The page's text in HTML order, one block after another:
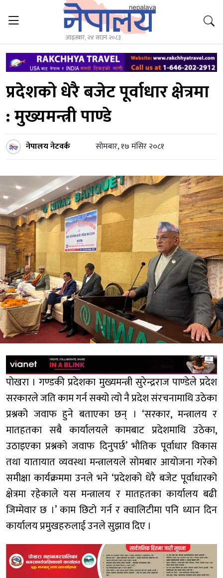
आइतबार, २४ साउन २०८३
प्रदेशको धेरै बजेट पूर्वाधार क्षेत्रमा
: मुख्यमन्त्री पाण्डे
नेपालय नेटवर्क सोमबार, १७ मंसिर २०८१
पोखरा । गण्डकी प्रदेशका मुख्यमन्त्री सुरेन्द्रराज पाण्डेले प्रदेश
सरकारले जति काम गर्न सक्यो त्यो नै प्रदेश संरचनामाथि उठेका
प्रश्नको जवाफ हुने बताएका छन् । ‘सरकार, मन्त्रालय र
मातहतका सबै कार्यालयले कामबाट प्रदेशमाथि उठेका,
उठाइएका प्रश्नको जवाफ दिनुपर्छ’ भौतिक पूर्वाधार विकास
तथा यातायात व्यवस्था मन्त्रालयले सोमबार आयोजना गरेको
समीक्षा कार्यक्रममा उनले भने ‘प्रदेशको धेरै बजेट पूर्वाधारको
क्षेत्रमा रहेकाले यस मन्त्रालय र मातहतका कार्यालय बढी
जिम्मेवार छ ।’ काम छिटो गर्न र क्वालिटीमा पनि ध्यान दिन
कार्यालय प्रमुखहरुलाई उनले सुझाव दिए ।